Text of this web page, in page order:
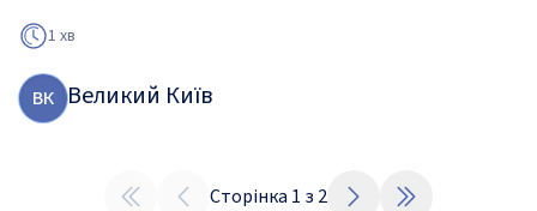
1 хв
ВК Великий Київ
Сторінка 1 з 2